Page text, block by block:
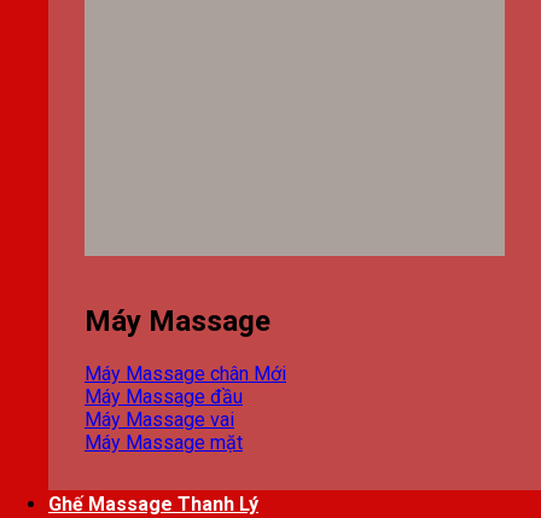
Máy Massage
Máy Massage chân
Máy Massage đầu
Máy Massage vai
Máy Massage mặt
Ghế Massage Thanh Lý